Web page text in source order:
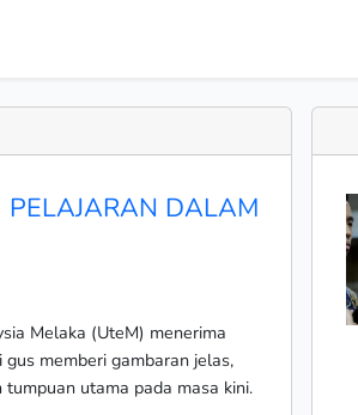
DALAM
Melaka (UteM) menerima
memberi gambaran jelas,
utama pada masa kini.